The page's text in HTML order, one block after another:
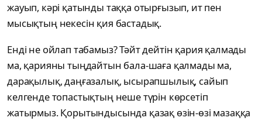
жауып, кәрі қатынды таққа отырғызып, ит пен
мысықтың некесін қия бастадық.
Енді не ойлап табамыз? Тәйт дейтін қария қалмады
ма, қарияны тыңдайтын бала-шаға қалмады ма,
дарақылық, даңғазалық, ысырапшылық, сайып
келгенде топастықтың неше түрін көрсетіп
жатырмыз. Қорытындысында қазақ өзін-өзі мазаққа